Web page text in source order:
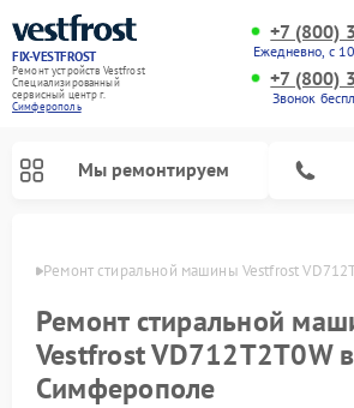
FIX-VESTFROST
Ремонт устройств Vestfrost
Специализированный
cервисный центр г.
Симферополь
+7 (800)
Ежедневно, с
+7 (800)
Звонок
Мы ремонтируем
Ремонт стиральной машины Vestfrost
Ремонт стиральной
Vestfrost VD712T2T0W в
Симферополе